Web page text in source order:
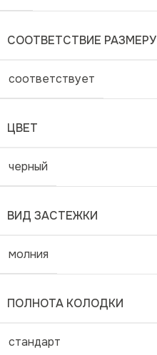
СООТВЕТСТВИЕ РАЗМЕРУ
соответствует
ЦВЕТ
черный
ВИД ЗАСТЕЖКИ
молния
ПОЛНОТА КОЛОДКИ
стандарт